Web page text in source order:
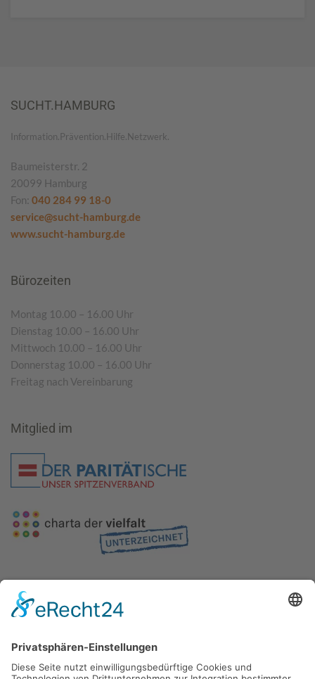
SUCHT.HAMBURG
Information.Prävention.Hilfe.Netzwerk.
Baumeisterstr. 2
20099 Hamburg
Fon: 040 284 99 18-0
service@sucht-hamburg.de
www.sucht-hamburg.de
Bürozeiten
Montag 10.00 – 16.00 Uhr
Dienstag 10.00 – 16.00 Uhr
Mittwoch 10.00 – 16.00 Uhr
Donnerstag 10.00 – 16.00 Uhr
Freitag nach Vereinbarung
Mitglied im